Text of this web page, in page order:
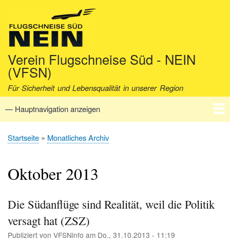
Verein Flugschneise Süd - NEIN
(VFSN)
Für Sicherheit und Lebensqualität in unserer Region
Hauptnavigation
— Hauptnavigation anzeigen
Startseite
Verein
Aktuell
Fakten
Archiv
Kontakt
Pfadnavigation
Startseite Monatliches Archiv
Oktober 2013
Die Südanflüge sind Realität, weil die Politik
versagt hat (ZSZ)
Publiziert von VFSNinfo am Do., 31.10.2013 - 11:19